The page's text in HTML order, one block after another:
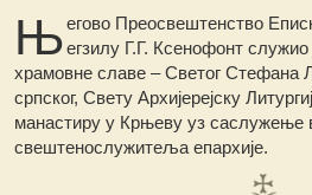
Његово Преосвештенство
егзилу Г.Г. Ксенофонт
храмовне славе – Светог Стефана
српског, Свету Архијерејску
манастиру у Крњеву уз саслужење
свештенослужитеља епархије.